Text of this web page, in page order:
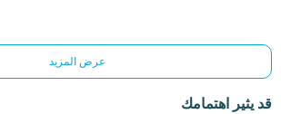
عرض المزيد
قد يثير اهتمامك